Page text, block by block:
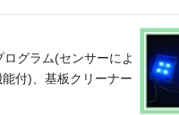
グラム(センサーによ
付)、基板クリーナー